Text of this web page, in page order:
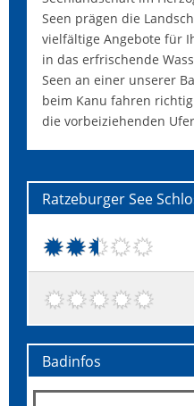
Seen prägen die
vielfältige Angebote für
in das erfrischende
Seen an einer unserer
beim Kanu fahren
die vorbeiziehenden
Ratzeburger See
Badinfos